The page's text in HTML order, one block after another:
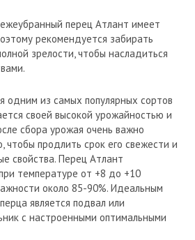
перец Атлант имеет
рекомендуется забирать
зрелости, чтобы насладиться
одним из самых популярных сортов
своей высокой урожайностью и
сбора урожая очень важно
чтобы продлить срок его свежести и
свойства. Перец Атлант
температуре от +8 до +10
около 85-90%. Идеальным
является подвал или
с настроенными оптимальными